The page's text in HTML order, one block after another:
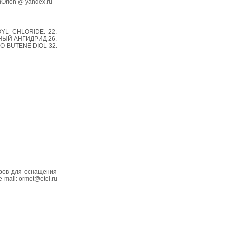
@ yandex.ru
CHLORIDE. 22.
АНГИДРИД 26.
DIOL 32.
для оснащения
mail: ormet@etel.ru